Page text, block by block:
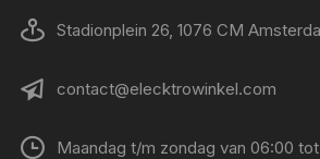
Stadionplein 26, 1076 CM
contact@elecktrowinkel.com
Maandag t/m zondag van 06:00